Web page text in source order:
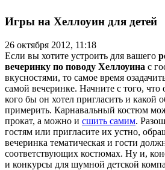
Игры на Хеллоуин для детей
26 октября 2012, 11:18
Если вы хотите устроить для вашего
вечеринку по поводу Хеллоуина с
вкусностями, то самое время
самой вечеринке. Начните с того, что
кого бы он хотел пригласить и какой
примерить. Карнавальный костюм
прокат, а можно и сшить самим.
гостям или пригласите их устно,
вечеринка тематическая и гости
соответствующих костюмах. Ну и,
и конкурсы для шумной детской